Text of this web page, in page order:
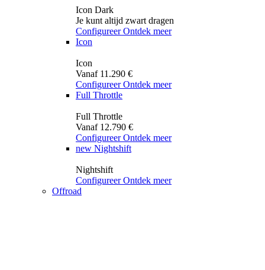
Icon Dark
Je kunt altijd zwart dragen
Configureer Ontdek meer
Icon
Icon
Vanaf 11.290 €
Configureer Ontdek meer
Full Throttle
Full Throttle
Vanaf 12.790 €
Configureer Ontdek meer
new Nightshift
Nightshift
Configureer Ontdek meer
Offroad